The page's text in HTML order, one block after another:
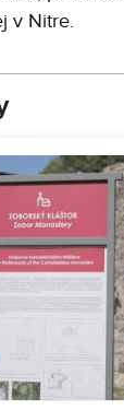
v Nitre.